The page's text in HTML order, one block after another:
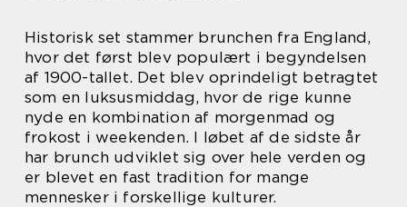
Historisk set stammer brunchen fra England,
hvor det først blev populært i begyndelsen
af 1900-tallet. Det blev oprindeligt betragtet
som en luksusmiddag, hvor de rige kunne
nyde en kombination af morgenmad og
frokost i weekenden. I løbet af de sidste år
har brunch udviklet sig over hele verden og
er blevet en fast tradition for mange
mennesker i forskellige kulturer.